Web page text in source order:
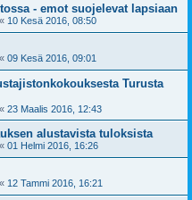
- emot suojelevat lapsiaan
« 10 Kesä 2016, 08:50
« 09 Kesä 2016, 09:01
Turusta
« 23 Maalis 2016, 12:43
alustavista tuloksista
« 01 Helmi 2016, 16:26
« 12 Tammi 2016, 16:21